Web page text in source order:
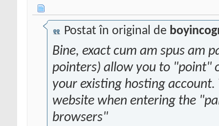
Postat în original de
Bine, exact cum am spus am
pointers) allow you to "point"
your existing hosting
website when entering the
browsers"